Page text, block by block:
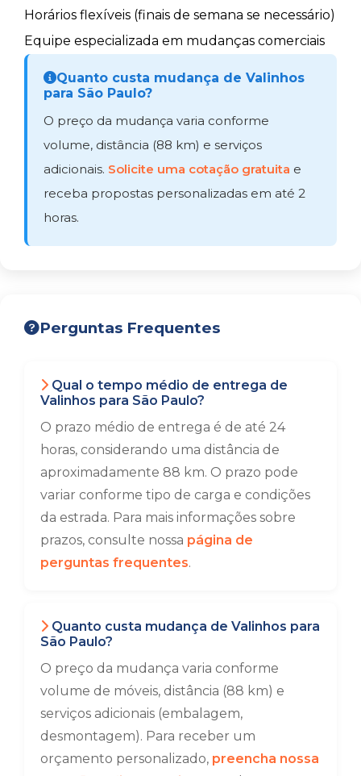
Horários flexíveis (finais de semana se necessário)
Equipe especializada em mudanças comerciais
Quanto custa mudança de Valinhos
para São Paulo?
O preço da mudança varia conforme
volume, distância (88 km) e serviços
adicionais. Solicite uma cotação gratuita e
receba propostas personalizadas em até 2
horas.
Perguntas Frequentes
Qual o tempo médio de entrega de
Valinhos para São Paulo?
O prazo médio de entrega é de até 24
horas, considerando uma distância de
aproximadamente 88 km. O prazo pode
variar conforme tipo de carga e condições
da estrada. Para mais informações sobre
prazos, consulte nossa página de
perguntas frequentes.
Quanto custa mudança de Valinhos para
São Paulo?
O preço da mudança varia conforme
volume de móveis, distância (88 km) e
serviços adicionais (embalagem,
desmontagem). Para receber um
orçamento personalizado, preencha nossa